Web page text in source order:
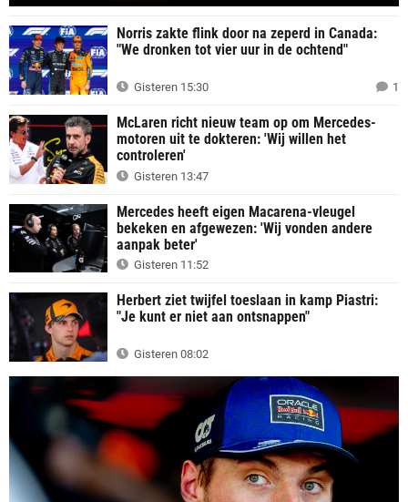
Norris zakte flink door na zeperd in Canada:
"We dronken tot vier uur in de ochtend"
Gisteren 15:30 1
McLaren richt nieuw team op om Mercedes-
motoren uit te dokteren: 'Wij willen het
controleren'
Gisteren 13:47
Mercedes heeft eigen Macarena-vleugel
bekeken en afgewezen: 'Wij vonden andere
aanpak beter'
Gisteren 11:52
Herbert ziet twijfel toeslaan in kamp Piastri:
"Je kunt er niet aan ontsnappen"
Gisteren 08:02